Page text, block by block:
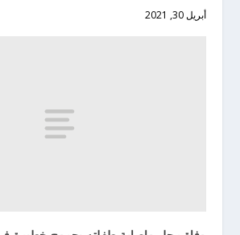
أبريل 30, 2021